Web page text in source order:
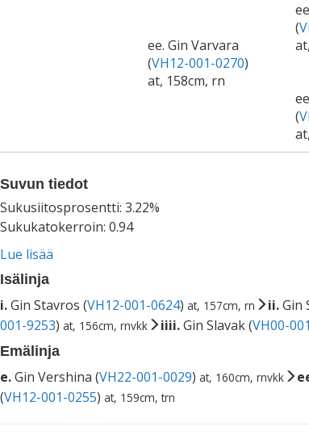
ee. Gin Varvara
(VH12-001-0270)
at, 158cm, rn
(
(
Suvun tiedot
Sukusiitosprosentti: 3.22%
Sukukatokerroin: 0.94
Lue lisää
Isälinja
i.Gin Stavros (VH12-001-0624) at, 157cm, rn ii.Gin
001-9253) at, 156cm, rnvkk iiii.Gin Slavak (VH00-
Emälinja
e.Gin Vershina (VH22-001-0029) at, 160cm, rnvkk
(VH12-001-0255) at, 159cm, trn